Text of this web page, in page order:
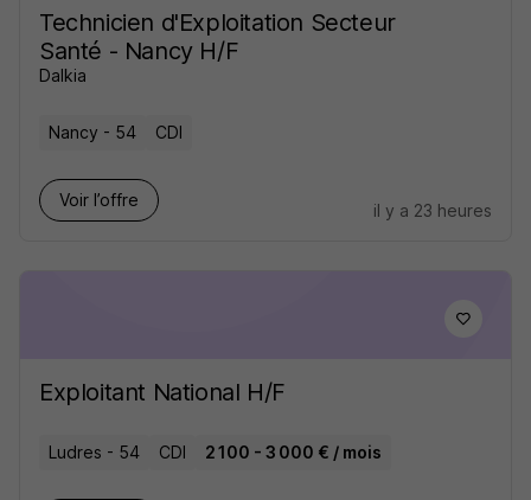
Technicien d'Exploitation Secteur
Santé - Nancy H/F
Dalkia
Nancy - 54 CDI
Voir l’offre
il y a 23 heures
Exploitant National H/F
Ludres - 54 CDI 2 100 - 3 000 € / mois